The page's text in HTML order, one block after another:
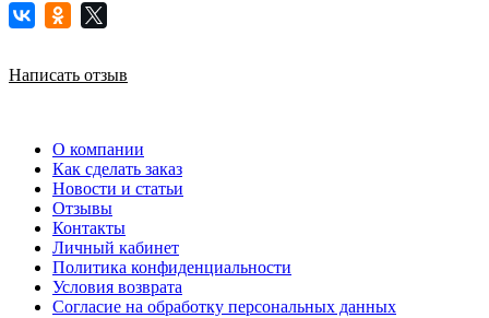
Написать отзыв
О компании
Как сделать заказ
Новости и статьи
Отзывы
Контакты
Личный кабинет
Политика конфиденциальности
Условия возврата
Согласие на обработку персональных данных